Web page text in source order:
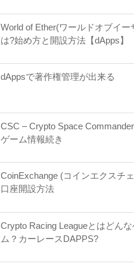
World of Ether(ワールドオブイー
は?始め方と開設方法【dApps】
dAppsで著作権管理が出来る
CSC – Crypto Space
ゲーム情報続き
CoinExchange (コインエクスチ
口座開設方法
Crypto Racing Leagueとはどんな
ム？カーレースDAPPS?